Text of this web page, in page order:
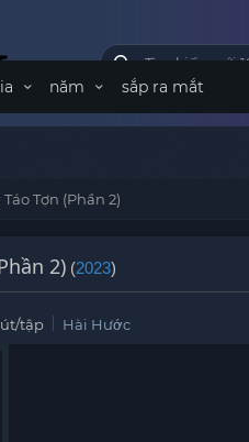
năm sắp ra mắt
Tợn (Phần 2)
2) (2023)
tập Hài Hước